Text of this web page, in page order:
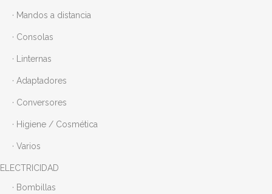
· Mandos a distancia
· Consolas
· Linternas
· Adaptadores
· Conversores
· Higiene / Cosmética
· Varios
ELECTRICIDAD
· Bombillas